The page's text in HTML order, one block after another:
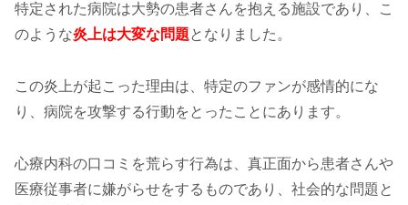
特定された病院は大勢の患者さんを抱える施設であり、こ
のような炎上は大変な問題となりました。
この炎上が起こった理由は、特定のファンが感情的にな
り、病院を攻撃する行動をとったことにあります。
心療内科の口コミを荒らす行為は、真正面から患者さんや
医療従事者に嫌がらせをするものであり、社会的な問題と